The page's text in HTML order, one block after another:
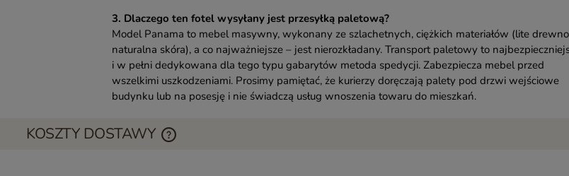
3. Dlaczego ten fotel wysyłany jest przesyłką paletową?
Model Panama to mebel masywny, wykonany ze szlachetnych, ciężkich materiałów (lite
naturalna skóra), a co najważniejsze – jest nierozkładany. Transport paletowy to
i w pełni dedykowana dla tego typu gabarytów metoda spedycji. Zabezpiecza mebel przed
wszelkimi uszkodzeniami. Prosimy pamiętać, że kurierzy doręczają palety pod drzwi wejściowe
budynku lub na posesję i nie świadczą usług wnoszenia towaru do mieszkań.
KOSZTY DOSTAWY